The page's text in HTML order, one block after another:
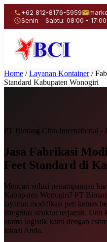
+62 812-8176-5959
Senin - Sabtu: 08:00 - 17:00
Home / Layanan Kontainer /
Standard Kabupaten Wonogiri
PT Bintang Citra International -
Jasa Fabrikasi
Feet Standard di
Mencari solusi penampangan
Kabupaten Wonogiri? PT
layanan modifikasi peti kemas
integritas struktur terjamin. Unit
utama logistik kami dengan
lokasi Anda.